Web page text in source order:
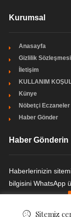
Kurumsal
Anasayfa
Gizlilik Sözleşmesi
İletişim
KULLANIM
Künye
Nöbetçi Eczaneler
Haber Gönder
Haber Gönderin
Haberlerinizin
bilgisini WhatsApp
Sitemiz